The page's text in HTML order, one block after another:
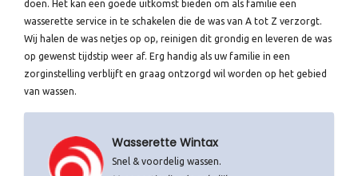
doen. Het kan een goede uitkomst bieden om als familie een
wasserette service in te schakelen die de was van A tot Z verzorgt.
Wij halen de was netjes op op, reinigen dit grondig en leveren de was
op gewenst tijdstip weer af. Erg handig als uw familie in een
zorginstelling verblijft en graag ontzorgd wil worden op het gebied
van wassen.
Wasserette Wintax
Snel & voordelig wassen.